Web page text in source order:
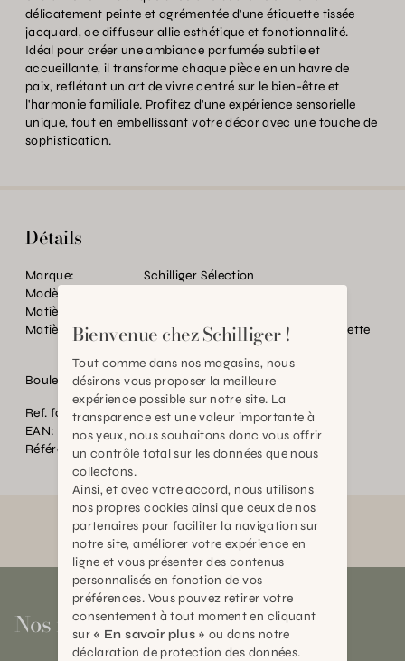
délicatement peinte et agrémentée d'une étiquette tissée
jacquard, ce diffuseur allie esthétique et fonctionnalité.
Idéal pour créer une ambiance parfumée subtile et
accueillante, il transforme chaque pièce en un havre de
paix, reflétant un art de vivre centré sur le bien-être et
l'harmonie familiale. Profitez d'une expérience sensorielle
unique, tout en embellissant votre décor avec une touche de
sophistication.
Détails
Marque:
Schilliger Sélection
Modèle:
Matière:
Matière:
Bouteille en verre peinte avec étiquette
Bouleau / Italie
Ref. fournisseur:
AR802
EAN:
2000000578364
Référence:
BT.P80298.0000.0000.0000
Nos magasins
Bienvenue chez Schilliger !
Tout comme dans nos magasins, nous
désirons vous proposer la meilleure
expérience possible sur notre site. La
transparence est une valeur importante à
nos yeux, nous souhaitons donc vous offrir
un contrôle total sur les données que nous
collectons.
Ainsi, et avec votre accord, nous utilisons
nos propres cookies ainsi que ceux de nos
partenaires pour faciliter la navigation sur
notre site, améliorer votre expérience en
ligne et vous présenter des contenus
personnalisés en fonction de vos
préférences. Vous pouvez retirer votre
consentement à tout moment en cliquant
sur « En savoir plus » ou dans notre
déclaration de protection des données.